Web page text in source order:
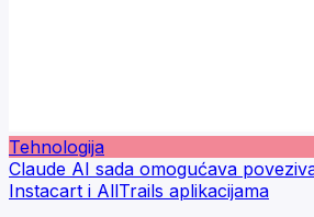
Tehnologija
Claude AI sada omogućava
Instacart i AllTrails aplikacijama